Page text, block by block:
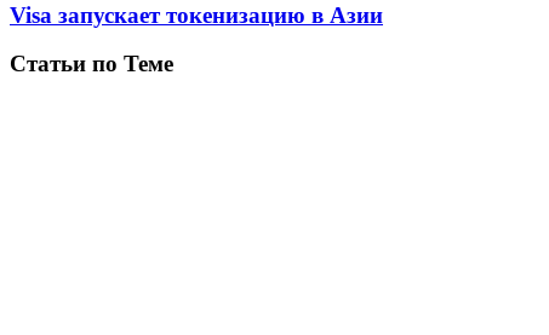
Visa запускает токенизацию в Азии
Статьи по Теме